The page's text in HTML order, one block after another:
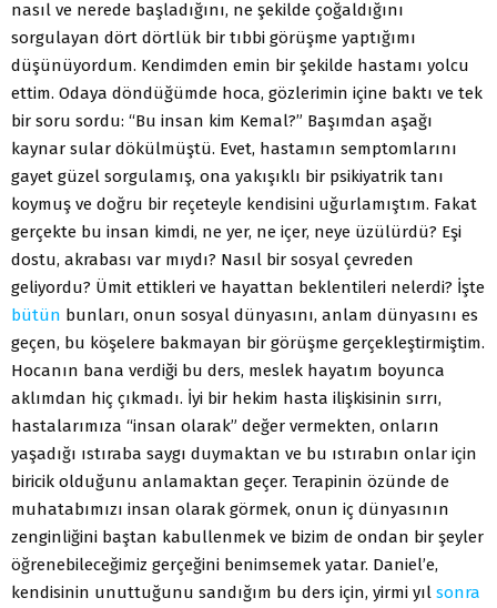
nasıl ve nerede başladığını, ne şekilde çoğaldığını
sorgulayan dört dörtlük bir tıbbi görüşme yaptığımı
düşünüyordum. Kendimden emin bir şekilde hastamı yolcu
ettim. Odaya döndüğümde hoca, gözlerimin içine baktı ve tek
bir soru sordu: “Bu insan kim Kemal?” Başımdan aşağı
kaynar sular dökülmüştü. Evet, hastamın semptomlarını
gayet güzel sorgulamış, ona yakışıklı bir psikiyatrik tanı
koymuş ve doğru bir reçeteyle kendisini uğurlamıştım. Fakat
gerçekte bu insan kimdi, ne yer, ne içer, neye üzülürdü? Eşi
dostu, akrabası var mıydı? Nasıl bir sosyal çevreden
geliyordu? Ümit ettikleri ve hayattan beklentileri nelerdi? İşte
bütün bunları, onun sosyal dünyasını, anlam dünyasını es
geçen, bu köşelere bakmayan bir görüşme gerçekleştirmiştim.
Hocanın bana verdiği bu ders, meslek hayatım boyunca
aklımdan hiç çıkmadı. İyi bir hekim hasta ilişkisinin sırrı,
hastalarımıza “insan olarak” değer vermekten, onların
yaşadığı ıstıraba saygı duymaktan ve bu ıstırabın onlar için
biricik olduğunu anlamaktan geçer. Terapinin özünde de
muhatabımızı insan olarak görmek, onun iç dünyasının
zenginliğini baştan kabullenmek ve bizim de ondan bir şeyler
öğrenebileceğimiz gerçeğini benimsemek yatar. Daniel’e,
kendisinin unuttuğunu sandığım bu ders için, yirmi yıl sonra